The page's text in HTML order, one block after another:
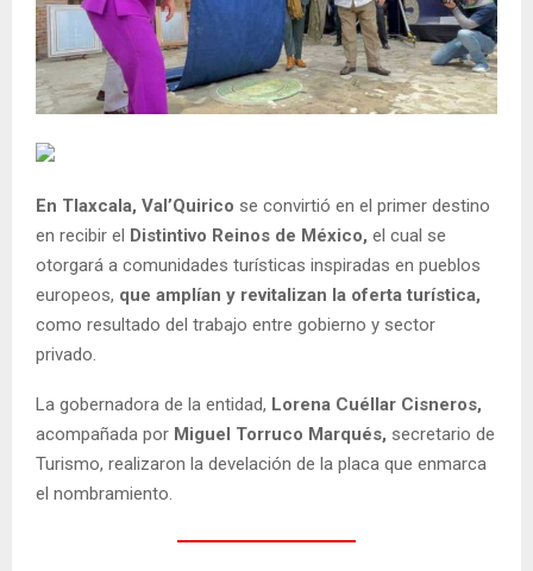
En Tlaxcala, Val’Quirico se convirtió en el primer destino
en recibir el Distintivo Reinos de México, el cual se
otorgará a comunidades turísticas inspiradas en pueblos
europeos, que amplían y revitalizan la oferta turística,
como resultado del trabajo entre gobierno y sector
privado.
La gobernadora de la entidad, Lorena Cuéllar Cisneros,
acompañada por Miguel Torruco Marqués, secretario de
Turismo, realizaron la develación de la placa que enmarca
el nombramiento.